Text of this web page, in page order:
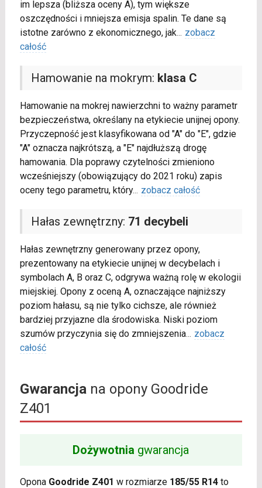
im lepsza (bliższa oceny A), tym większe
oszczędności i mniejsza emisja spalin. Te dane są
istotne zarówno z ekonomicznego, jak... zobacz
całość
Hamowanie na mokrym: klasa C
Hamowanie na mokrej nawierzchni to ważny parametr
bezpieczeństwa, określany na etykiecie unijnej opony.
Przyczepność jest klasyfikowana od "A" do "E", gdzie
"A" oznacza najkrótszą, a "E" najdłuższą drogę
hamowania. Dla poprawy czytelności zmieniono
wcześniejszy (obowiązujący do 2021 roku) zapis
oceny tego parametru, który... zobacz całość
Hałas zewnętrzny: 71 decybeli
Hałas zewnętrzny generowany przez opony,
prezentowany na etykiecie unijnej w decybelach i
symbolach A, B oraz C, odgrywa ważną rolę w ekologii
miejskiej. Opony z oceną A, oznaczające najniższy
poziom hałasu, są nie tylko cichsze, ale również
bardziej przyjazne dla środowiska. Niski poziom
szumów przyczynia się do zmniejszenia... zobacz
całość
Gwarancjana opony Goodride
Z401
Dożywotnia gwarancja
Opona Goodride Z401 w rozmiarze 185/55 R14to